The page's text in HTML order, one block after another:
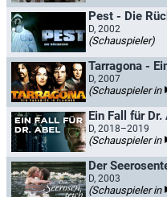
Pest - Die
D, 2002
(Schauspieler)
Tarragona -
D, 2007
(Schauspieler in
Ein Fall für Dr.
D, 2018–2019
(Schauspieler in
Der
D, 2003
(Schauspieler in